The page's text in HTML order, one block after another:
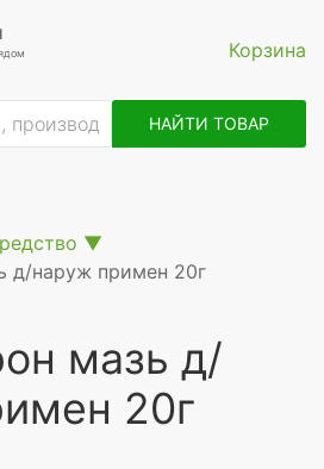
Корзина
НАЙТИ ТОВАР
▼
д/наруж примен 20г
мазь д/
20г